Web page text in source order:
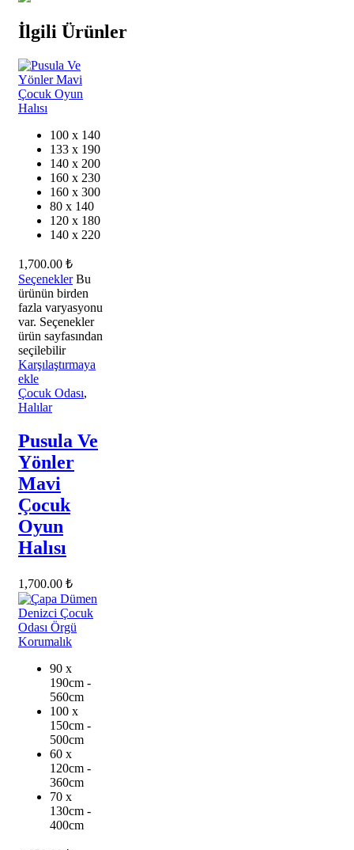
İlgili Ürünler
100 x 140
133 x 190
140 x 200
160 x 230
160 x 300
80 x 140
120 x 180
140 x 220
1,700.00 ₺
Seçenekler Bu
ürünün birden
fazla varyasyonu
var. Seçenekler
ürün sayfasından
seçilebilir
Karşılaştırmaya
ekle
Çocuk Odası,
Halılar
Pusula Ve
Yönler
Mavi
Çocuk
Oyun
Halısı
1,700.00 ₺
90 x
190cm -
560cm
100 x
150cm -
500cm
60 x
120cm -
360cm
70 x
130cm -
400cm